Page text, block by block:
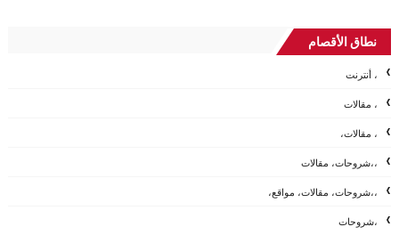
نطاق الأقصام
، أنترنت
، مقالات
، مقالات،
،،شروحات، مقالات
،،شروحات، مقالات، مواقع،
،شروحات